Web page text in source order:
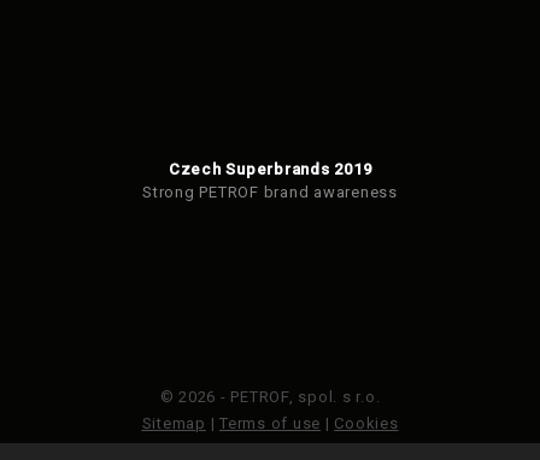
Czech Superbrands 2019
Strong PETROF brand awareness
© 2026 - PETROF, spol. s r.o.
Sitemap | Terms of use | Cookies